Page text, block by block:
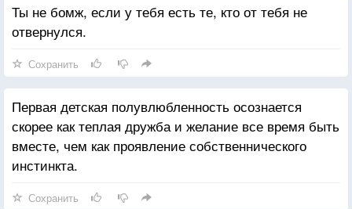
Ты не бомж, если у тебя есть те, кто от тебя не
отвернулся.
Сохранить
Первая детская полувлюбленность осознается
скорее как теплая дружба и желание все время быть
вместе, чем как проявление собственнического
инстинкта.
Сохранить